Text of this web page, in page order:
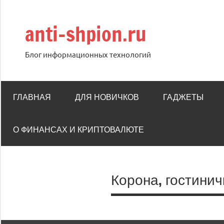
содержимому
anti-shpion.ru
Блог информационных технологий
ГЛАВНАЯ ДЛЯ НОВИЧКОВ ГАДЖЕТЫ
О ФИНАНСАХ И КРИПТОВАЛЮТЕ
Корона,